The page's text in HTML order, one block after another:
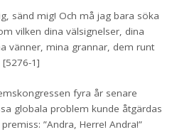
sänd mig! Och må jag bara söka
vilken dina välsignelser, dina
vänner, mina grannar, dem runt
[5276-1]
fyra år senare
globala problem kunde åtgärdas
”Andra, Herre! Andra!”